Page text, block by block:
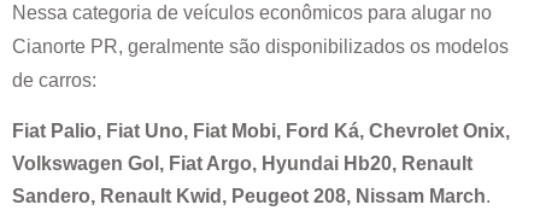
Nessa categoria de veículos econômicos para alugar no
Cianorte PR, geralmente são disponibilizados os modelos
de carros:
Fiat Palio, Fiat Uno, Fiat Mobi, Ford Ká, Chevrolet Onix,
Volkswagen Gol, Fiat Argo, Hyundai Hb20, Renault
Sandero, Renault Kwid, Peugeot 208, Nissam March.